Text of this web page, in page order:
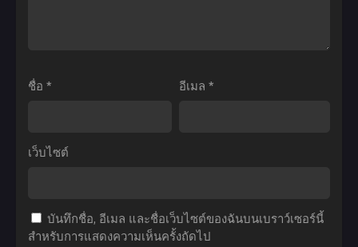
พากย์
แค่
ใน
ที่1-
12
รอบ
12
ซับ
ชื่อ * อีเมล *
เว็บไซต์
บันทึกชื่อ, อีเมล และชื่อเว็บไซต์ของฉันบนเบราว์เซอร์นี้
สำหรับการแสดงความเห็นครั้งถัดไป